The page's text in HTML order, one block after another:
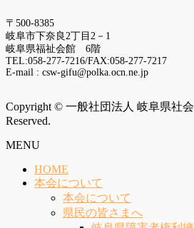
〒500-8385
岐阜市下奈良2丁目2－1
岐阜県福祉会館 6階
TEL:058-277-7216/FAX:058-277-7217
E-mail : csw-gifu@polka.ocn.ne.jp
Copyright © 一般社団法人 岐阜県社
Reserved.
MENU
HOME
本会について
本会について
県民の皆さまへ